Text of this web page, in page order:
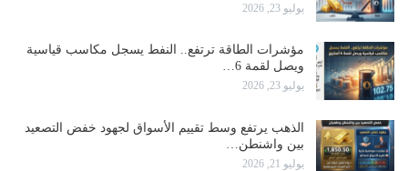
يوليو 23, 2026
مؤشرات الطاقة ترتفع.. النفط يسجل مكاسب قياسية
ويصل لقمة 6…
يوليو 23, 2026
الذهب يرتفع وسط تقييم الأسواق لجهود خفض التصعيد
بين واشنطن…
يوليو 21, 2026